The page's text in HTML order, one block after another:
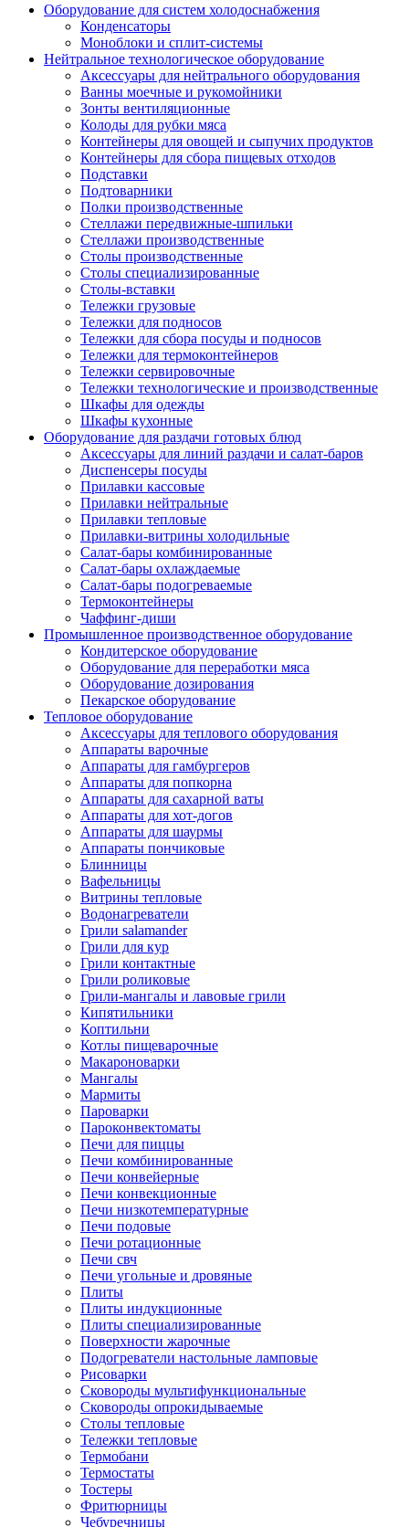
Оборудование для систем холодоснабжения
Конденсаторы
Моноблоки и сплит-системы
Нейтральное технологическое оборудование
Аксессуары для нейтрального оборудования
Ванны моечные и рукомойники
Зонты вентиляционные
Колоды для рубки мяса
Контейнеры для овощей и сыпучих продуктов
Контейнеры для сбора пищевых отходов
Подставки
Подтоварники
Полки производственные
Стеллажи передвижные-шпильки
Стеллажи производственные
Столы производственные
Столы специализированные
Столы-вставки
Тележки грузовые
Тележки для подносов
Тележки для сбора посуды и подносов
Тележки для термоконтейнеров
Тележки сервировочные
Тележки технологические и производственные
Шкафы для одежды
Шкафы кухонные
Оборудование для раздачи готовых блюд
Аксессуары для линий раздачи и салат-баров
Диспенсеры посуды
Прилавки кассовые
Прилавки нейтральные
Прилавки тепловые
Прилавки-витрины холодильные
Салат-бары комбинированные
Салат-бары охлаждаемые
Салат-бары подогреваемые
Термоконтейнеры
Чаффинг-диши
Промышленное производственное оборудование
Кондитерское оборудование
Оборудование для переработки мяса
Оборудование дозирования
Пекарское оборудование
Тепловое оборудование
Аксессуары для теплового оборудования
Аппараты варочные
Аппараты для гамбургеров
Аппараты для попкорна
Аппараты для сахарной ваты
Аппараты для хот-догов
Аппараты для шаурмы
Аппараты пончиковые
Блинницы
Вафельницы
Витрины тепловые
Водонагреватели
Грили salamander
Грили для кур
Грили контактные
Грили роликовые
Грили-мангалы и лавовые грили
Кипятильники
Коптильни
Котлы пищеварочные
Макароноварки
Мангалы
Мармиты
Пароварки
Пароконвектоматы
Печи для пиццы
Печи комбинированные
Печи конвейерные
Печи конвекционные
Печи низкотемпературные
Печи подовые
Печи ротационные
Печи свч
Печи угольные и дровяные
Плиты
Плиты индукционные
Плиты специализированные
Поверхности жарочные
Подогреватели настольные ламповые
Рисоварки
Сковороды мультифункциональные
Сковороды опрокидываемые
Столы тепловые
Тележки тепловые
Термобани
Термостаты
Тостеры
Фритюрницы
Чебуречницы